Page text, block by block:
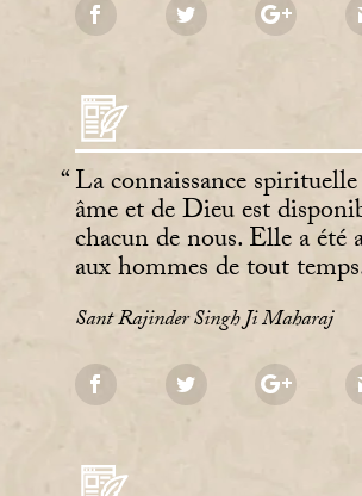
La connaissance
âme et de Dieu est
chacun de nous. Elle a été
aux hommes de tout
Sant Rajinder Singh Ji Maharaj